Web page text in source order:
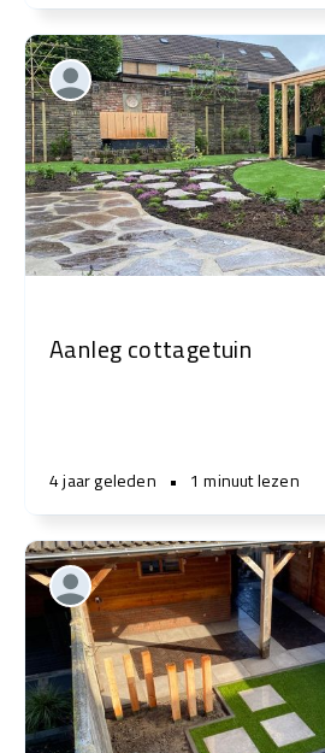
Aanleg cottagetuin
4 jaar geleden • 1 minuut lezen